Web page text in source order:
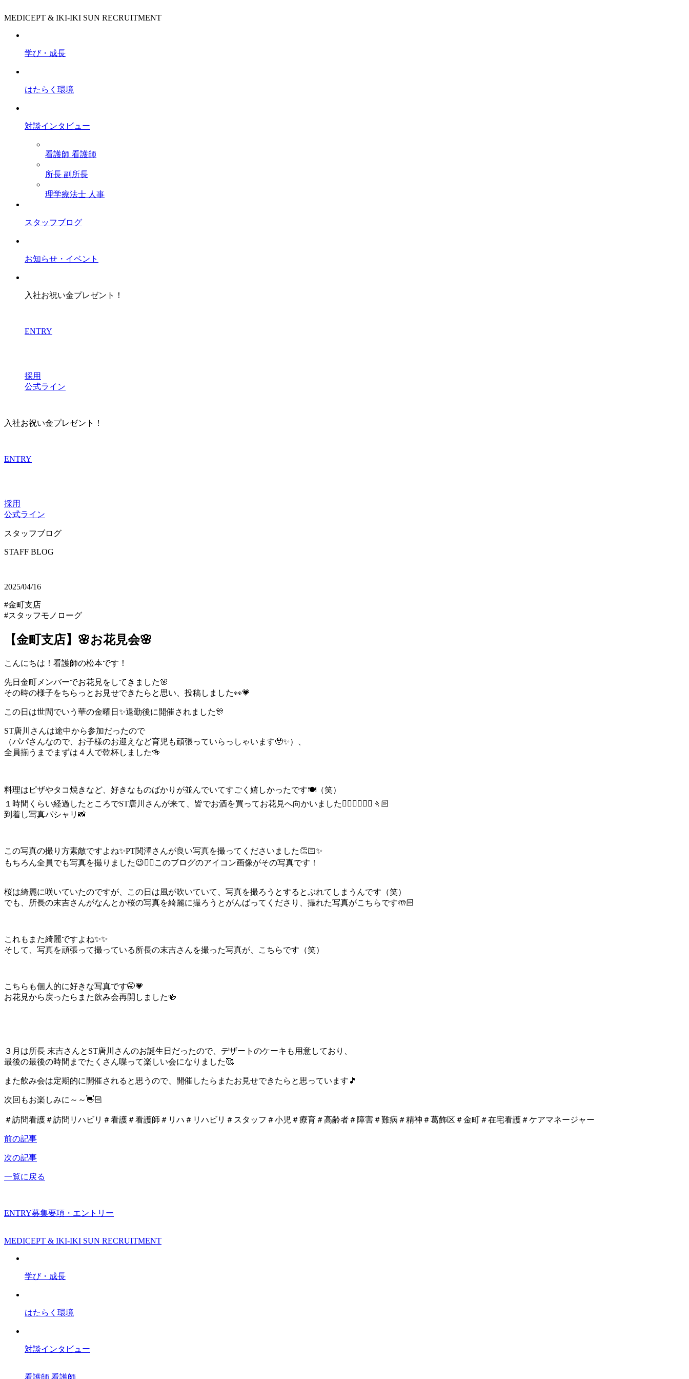
MEDICEPT & IKI-IKI SUN RECRUITMENT
学び・成長
はたらく環境
対談インタビュー
看護師 看護師
所長 副所長
理学療法士 人事
スタッフブログ
お知らせ・イベント
入社お祝い金プレゼント！
ENTRY
採用
公式ライン
入社お祝い金プレゼント！
ENTRY
採用
公式ライン
スタッフブログ
STAFF BLOG
2025/04/16
#金町支店
#スタッフモノローグ
【金町支店】🌸お花見会🌸
こんにちは！看護師の松本です！
先日金町メンバーでお花見をしてきました🌸
その時の様子をちらっとお見せできたらと思い、投稿しました👀💗
この日は世間でいう華の金曜日✨退勤後に開催されました🎊
ST唐川さんは途中から参加だったので
（パパさんなので、お子様のお迎えなど育児も頑張っていらっしゃいます🥹✨）、
全員揃うまでまずは４人で乾杯しました🍻
料理はピザやタコ焼きなど、好きなものばかりが並んでいてすごく嬉しかったです🍽（笑）
１時間くらい経過したところでST唐川さんが来て、皆でお酒を買ってお花見へ向かいました🚶🏻‍♀️🚶🏻‍♂️🚶🏻
到着し写真パシャリ📸
この写真の撮り方素敵ですよね✨PT関澤さんが良い写真を撮ってくださいました👏🏻✨
もちろん全員でも写真を撮りました😉👌🏻このブログのアイコン画像がその写真です！
桜は綺麗に咲いていたのですが、この日は風が吹いていて、写真を撮ろうとするとぶれてしまうんです（笑）
でも、所長の末吉さんがなんとか桜の写真を綺麗に撮ろうとがんばってくださり、撮れた写真がこちらです🤲🏻
これもまた綺麗ですよね✨✨
そして、写真を頑張って撮っている所長の末吉さんを撮った写真が、こちらです（笑）
こちらも個人的に好きな写真です🤭💗
お花見から戻ったらまた飲み会再開しました🍻
３月は所長 末吉さんとST唐川さんのお誕生日だったので、デザートのケーキも用意しており、
最後の最後の時間までたくさん喋って楽しい会になりました🥰
また飲み会は定期的に開催されると思うので、開催したらまたお見せできたらと思っています🎵
次回もお楽しみに～～👋🏻
＃訪問看護＃訪問リハビリ＃看護＃看護師＃リハ＃リハビリ＃スタッフ＃小児＃療育＃高齢者＃障害＃難病＃精神＃葛飾区＃金町＃在宅看護＃ケアマネージャー
前の記事
次の記事
一覧に戻る
ENTRY募集要項・エントリー
MEDICEPT & IKI-IKI SUN RECRUITMENT
学び・成長
はたらく環境
対談インタビュー
看護師 看護師